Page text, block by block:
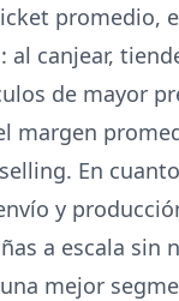
promedio,
canjear,
de mayor
margen
En
y
a escala sin
mejor